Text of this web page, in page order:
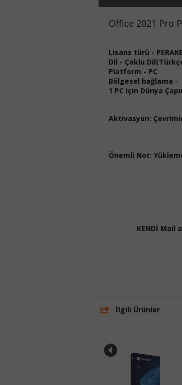
Office 2021 Pro
Lisans türü -
Dil - Çoklu
Platform - PC
Bölgesel bağlama -
1 PC için Dünya
Aktivasyon:
Önemli Not:
KENDİ Mail
İlgili Ürünler